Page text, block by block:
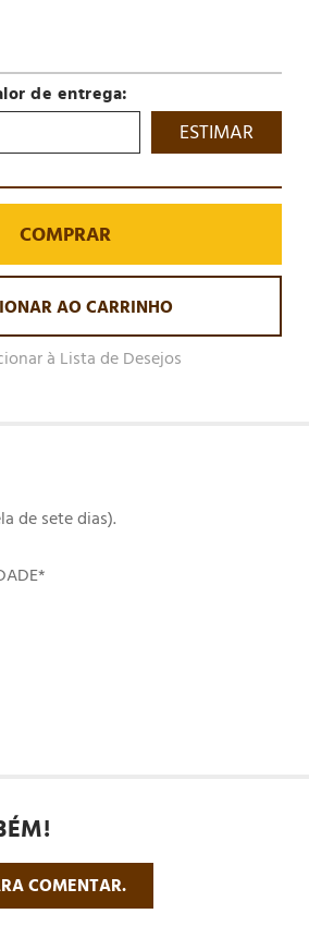
de entrega:
ESTIMAR
COMPRAR
AO CARRINHO
à Lista de Desejos
de sete dias).
COMENTAR.